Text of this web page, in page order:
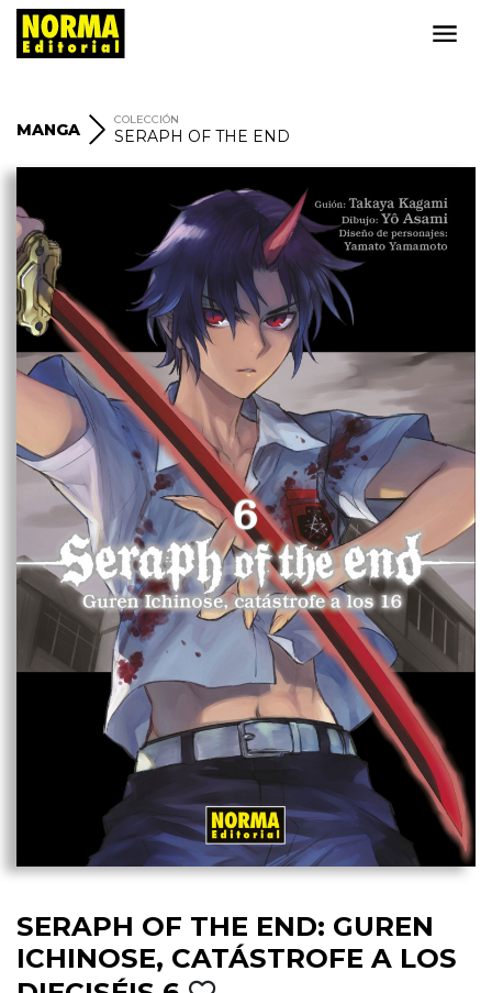
MANGA
COLECCIÓN
SERAPH OF THE END
SERAPH OF THE END: GUREN
ICHINOSE, CATÁSTROFE A LOS